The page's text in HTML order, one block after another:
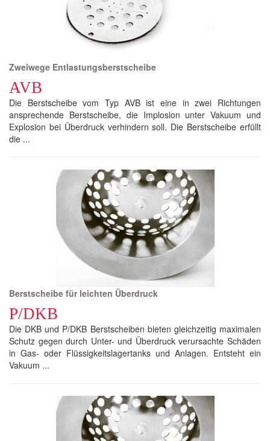
Zweiwege Entlastungsberstscheibe
AVB
Die Berstscheibe vom Typ AVB ist eine in zwei Richtungen
ansprechende Berstscheibe, die Implosion unter Vakuum und
Explosion bei Überdruck verhindern soll. Die Berstscheibe erfüllt
die ...
Berstscheibe für leichten Überdruck
P/DKB
Die DKB und P/DKB Berstscheiben bieten gleichzeitig maximalen
Schutz gegen durch Unter- und Überdruck verursachte Schäden
in Gas- oder Flüssigkeitslagertanks und Anlagen. Entsteht ein
Vakuum ...